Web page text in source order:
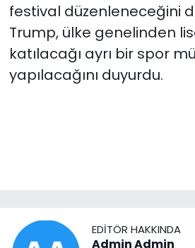
festival düzenleneceğini
Trump, ülke genelinden
katılacağı ayrı bir spor
yapılacağını duyurdu.
EDITÖR HAKKINDA
Admin Admin